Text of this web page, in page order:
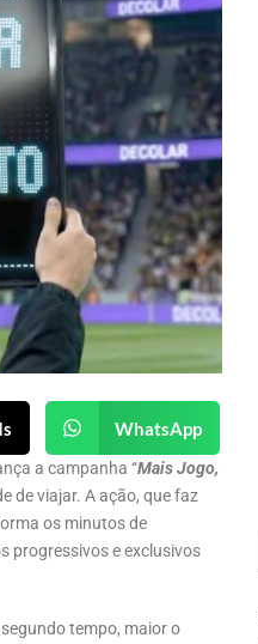
WhatsApp
a campanha “Mais Jogo,
de viajar. A ação, que faz
os minutos de
progressivos e exclusivos
tempo, maior o